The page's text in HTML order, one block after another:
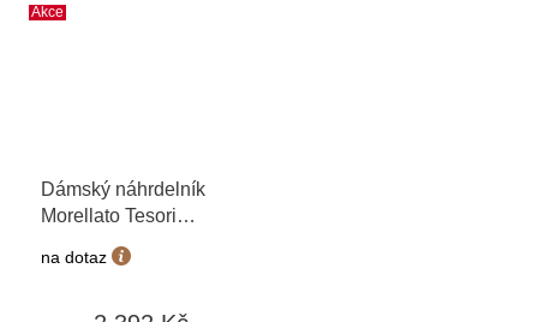
Akce
Dámský náhrdelník
Morellato Tesori
SAIW191
na dotaz